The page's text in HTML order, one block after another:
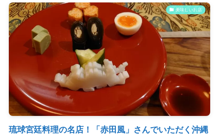
美味しいお店
琉球宮廷料理の名店！「赤田風」さんでいただく沖縄